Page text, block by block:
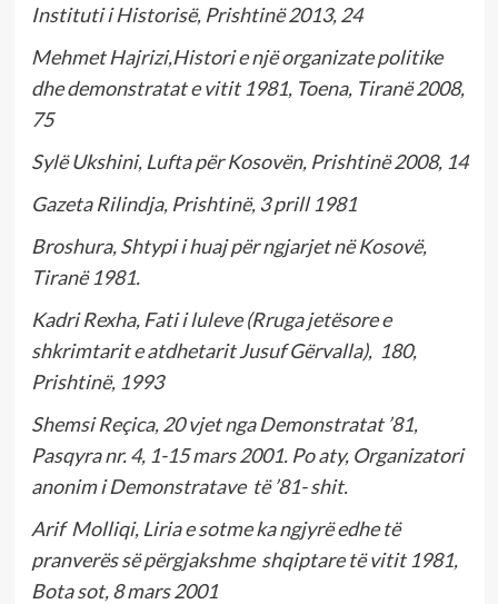
Instituti i Historisë, Prishtinë 2013, 24
Mehmet Hajrizi,Histori e një organizate politike
dhe demonstratat e vitit 1981, Toena, Tiranë 2008,
75
Sylë Ukshini, Lufta për Kosovën, Prishtinë 2008, 14
Gazeta Rilindja, Prishtinë, 3 prill 1981
Broshura, Shtypi i huaj për ngjarjet në Kosovë,
Tiranë 1981.
Kadri Rexha, Fati i luleve (Rruga jetësore e
shkrimtarit e atdhetarit Jusuf Gërvalla), 180,
Prishtinë, 1993
Shemsi Reçica, 20 vjet nga Demonstratat ’81,
Pasqyra nr. 4, 1-15 mars 2001. Po aty, Organizatori
anonim i Demonstratave të ’81- shit.
Arif Molliqi, Liria e sotme ka ngjyrë edhe të
pranverës së përgjakshme shqiptare të vitit 1981,
Bota sot, 8 mars 2001